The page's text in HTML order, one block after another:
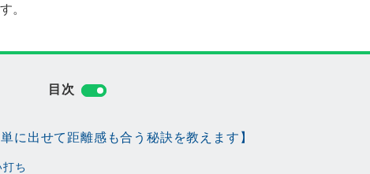
。
目次
に出せて距離感も合う秘訣を教えます】
打ち